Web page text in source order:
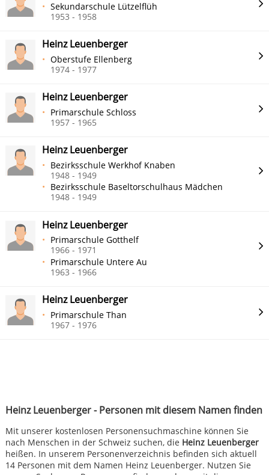
Heinz Leuenberger - Personen mit diesem Namen finden
Mit unserer kostenlosen Personensuchmaschine können Sie
nach Menschen in der Schweiz suchen, die Heinz Leuenberger
heißen. In unserem Personenverzeichnis befinden sich aktuell
14 Personen mit dem Namen Heinz Leuenberger. Nutzen Sie
Sekundarschule Lützelflüh
1953 - 1958
Heinz Leuenberger
Oberstufe Ellenberg
1974 - 1977
Heinz Leuenberger
Primarschule Schloss
1957 - 1965
Heinz Leuenberger
Bezirksschule Werkhof Knaben
1948 - 1949
Bezirksschule Baseltorschulhaus Mädchen
1948 - 1949
Heinz Leuenberger
Primarschule Gotthelf
1966 - 1971
Primarschule Untere Au
1963 - 1966
Heinz Leuenberger
Primarschule Than
1967 - 1976